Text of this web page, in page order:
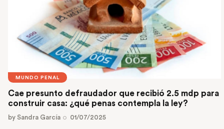
MUNDO PENAL
Cae presunto defraudador que recibió 2.5 mdp para
construir casa: ¿qué penas contempla la ley?
by Sandra García 01/07/2025